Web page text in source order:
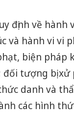
định về
và hành vi vi
biện pháp
đối tượng bị
danh và
các hình